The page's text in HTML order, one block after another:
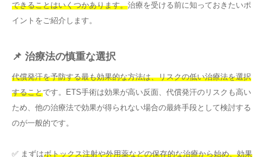
できることはいくつかあります。治療を受ける前に知っておきたいポ
イントをご紹介します。
📌 治療法の慎重な選択
代償発汗を予防する最も効果的な方法は、リスクの低い治療法を選択
することです。ETS手術は効果が高い反面、代償発汗のリスクも高い
ため、他の治療法で効果が得られない場合の最終手段として検討する
のが一般的です。
✅ まずはボトックス注射や外用薬などの保存的な治療から始め、効果